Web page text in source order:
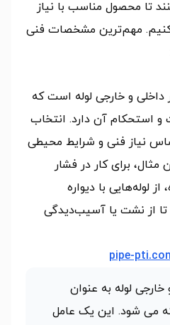
تا محصول مناسب با نیاز
کنیم. مهم‌ترین مشخصات فنی
و خارجی لوله است که
و استحکام آن دارد. انتخاب
نیاز فنی و شرایط محیطی
برای کار در فشار
از لوله‌هایی با دیواره
از نشت یا آسیب‌دیدگی
pipe-
لوله به عنوان
می شود. این یک عامل